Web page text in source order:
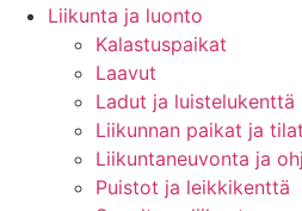
Liikunta ja luonto
Kalastuspaikat
Laavut
Ladut ja luistelukenttä
Liikunnan paikat ja tilat
Liikuntaneuvonta ja
Puistot ja leikkikenttä